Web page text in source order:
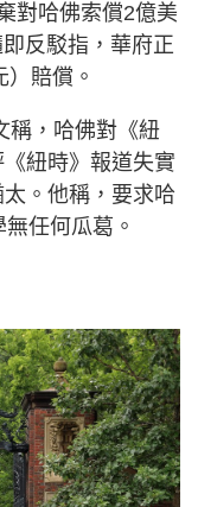
對哈佛索償2億美
反駁指，華府正
賠償。
稱，哈佛對《紐
紐時》報道失實
。他稱，要求哈
任何瓜葛。